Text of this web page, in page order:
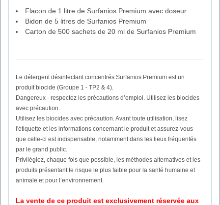
Flacon de 1 litre de Surfanios Premium avec doseur
Bidon de 5 litres de Surfanios Premium
Carton de 500 sachets de 20 ml de Surfanios Premium
Le détergent désinfectant concentrés Surfanios Premium est un
produit biocide (Groupe 1 - TP2 & 4).
Dangereux - respectez les précautions d’emploi. Utilisez les biocides
avec précaution.
Utilisez les biocides avec précaution. Avant toute utilisation, lisez
l'étiquette et les informations concernant le produit et assurez-vous
que celle-ci est indispensable, notamment dans les lieux fréquentés
par le grand public.
Privilégiez, chaque fois que possible, les méthodes alternatives et les
produits présentant le risque le plus faible pour la santé humaine et
animale et pour l’environnement.
La vente de ce produit est exclusivement réservée aux